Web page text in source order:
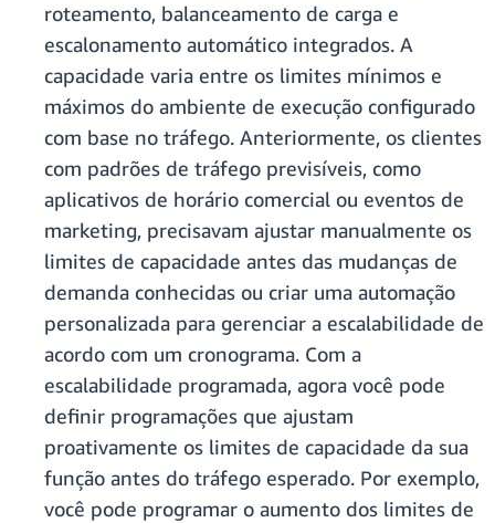
roteamento, balanceamento de carga e
escalonamento automático integrados. A
capacidade varia entre os limites mínimos e
máximos do ambiente de execução configurado
com base no tráfego. Anteriormente, os clientes
com padrões de tráfego previsíveis, como
aplicativos de horário comercial ou eventos de
marketing, precisavam ajustar manualmente os
limites de capacidade antes das mudanças de
demanda conhecidas ou criar uma automação
personalizada para gerenciar a escalabilidade de
acordo com um cronograma. Com a
escalabilidade programada, agora você pode
definir programações que ajustam
proativamente os limites de capacidade da sua
função antes do tráfego esperado. Por exemplo,
você pode programar o aumento dos limites de